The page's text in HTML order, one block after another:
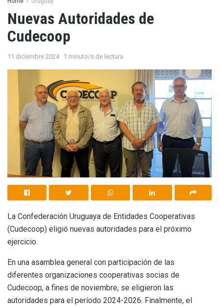
Nuevas Autoridades de
Cudecoop
11 diciembre 2024 1 minuto/s de lectura
La Confederación Uruguaya de Entidades Cooperativas
(Cudecoop) eligió nuevas autoridades para el próximo
ejercicio.
En una asamblea general con participación de las
diferentes organizaciones cooperativas socias de
Cudecoop, a fines de noviembre, se eligieron las
autoridades para el período 2024-2026. Finalmente, el